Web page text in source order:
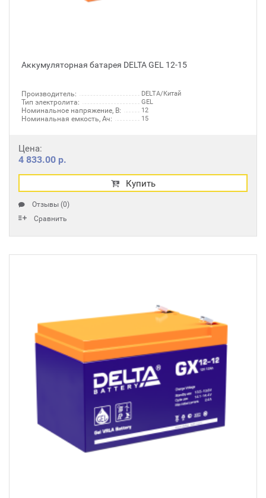
Аккумуляторная батарея DELTA GEL 12-15
Производитель: DELTA/Китай
Тип электролита: GEL
Номинальное напряжение, В: 12
Номинальная емкость, Ач: 15
Цена:
4 833.00 р.
Купить
Отзывы (0)
Сравнить